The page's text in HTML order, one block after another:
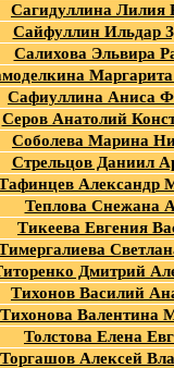
Сагидуллина Лилия
Сайфуллин Ильдар
Салихова Эльвира
Сафиуллина Аниса
Серов Анатолий
Соболева Марина
Стрельцов Даниил
Александр
Теплова Снежана
Тикеева Евгения
Дмитрий
Тихонов Василий
Тихонова Валентина
Толстова Елена
Торгашов Алексей